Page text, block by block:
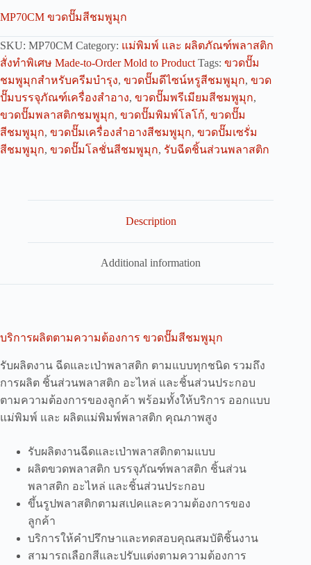
MP70CM ขวดปั๊มสีชมพูมุก
SKU: MP70CM Category: แม่พิมพ์ และ ผลิตภัณฑ์พลาสติก
สั่งทำพิเศษ Made-to-Order Mold to Product Tags: ขวดปั๊ม
ชมพูมุกสำหรับครีมบำรุง, ขวดปั๊มดีไซน์หรูสีชมพูมุก, ขวด
ปั๊มบรรจุภัณฑ์เครื่องสำอาง, ขวดปั๊มพรีเมียมสีชมพูมุก,
ขวดปั๊มพลาสติกชมพูมุก, ขวดปั๊มพิมพ์โลโก้, ขวดปั๊ม
สีชมพูมุก, ขวดปั๊มเครื่องสำอางสีชมพูมุก, ขวดปั๊มเซรั่ม
สีชมพูมุก, ขวดปั๊มโลชั่นสีชมพูมุก, รับฉีดชิ้นส่วนพลาสติก
Description
Additional information
บริการผลิตตามความต้องการ ขวดปั๊มสีชมพูมุก
รับผลิตงาน ฉีดและเป่าพลาสติก ตามแบบทุกชนิด รวมถึง
การผลิต ชิ้นส่วนพลาสติก อะไหล่ และชิ้นส่วนประกอบ
ตามความต้องการของลูกค้า พร้อมทั้งให้บริการ ออกแบบ
แม่พิมพ์ และ ผลิตแม่พิมพ์พลาสติก คุณภาพสูง
รับผลิตงานฉีดและเป่าพลาสติกตามแบบ
ผลิตขวดพลาสติก บรรจุภัณฑ์พลาสติก ชิ้นส่วน
พลาสติก อะไหล่ และชิ้นส่วนประกอบ
ขึ้นรูปพลาสติกตามสเปคและความต้องการของ
ลูกค้า
บริการให้คำปรึกษาและทดสอบคุณสมบัติชิ้นงาน
สามารถเลือกสีและปรับแต่งตามความต้องการ